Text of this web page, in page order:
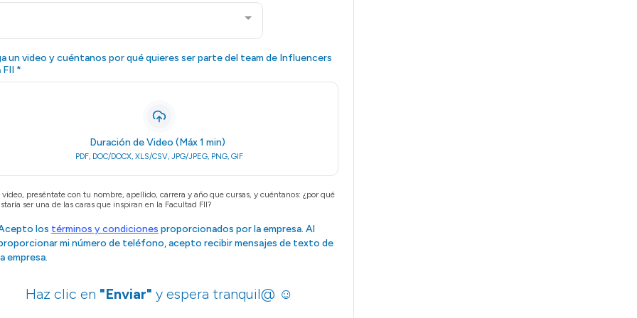
un video y cuéntanos por qué quieres ser parte del team de Influencers
FII *
Duración de Video (Máx 1 min)
PDF, DOC/DOCX, XLS/CSV, JPG/JPEG, PNG, GIF
video, preséntate con tu nombre, apellido, carrera y año que cursas, y cuéntanos: ¿por qué
ser una de las caras que inspiran en la Facultad FII?
los términos y condiciones proporcionados por la empresa. Al
mi número de teléfono, acepto recibir mensajes de texto de
empresa.
Haz clic en "Enviar" y espera tranquil@ ☺️​